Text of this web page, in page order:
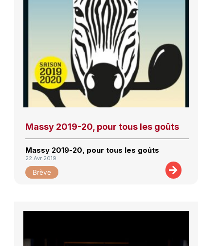
Massy 2019-20, pour tous les goûts
Massy 2019-20, pour tous les goûts
22 Avr 2019
Brève